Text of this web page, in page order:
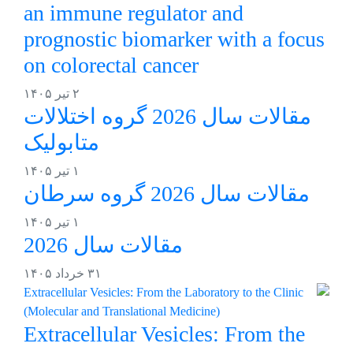
an immune regulator and
prognostic biomarker with a focus
on colorectal cancer
۲ تیر ۱۴۰۵
مقالات سال 2026 گروه اختلالات
متابولیک
۱ تیر ۱۴۰۵
مقالات سال 2026 گروه سرطان
۱ تیر ۱۴۰۵
مقالات سال 2026
۳۱ خرداد ۱۴۰۵
Extracellular Vesicles: From the